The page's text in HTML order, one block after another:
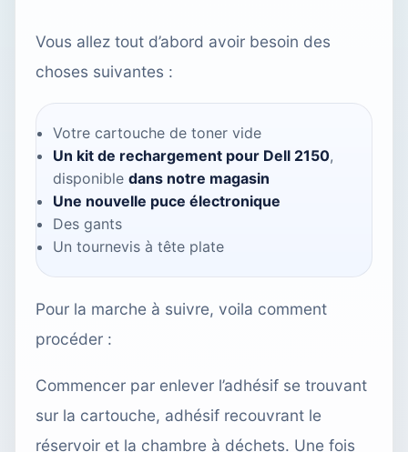
Vous allez tout d’abord avoir besoin des
choses suivantes :
Votre cartouche de toner vide
Un kit de rechargement pour Dell 2150,
disponible dans notre magasin
Une nouvelle puce électronique
Des gants
Un tournevis à tête plate
Pour la marche à suivre, voila comment
procéder :
Commencer par enlever l’adhésif se trouvant
sur la cartouche, adhésif recouvrant le
réservoir et la chambre à déchets. Une fois